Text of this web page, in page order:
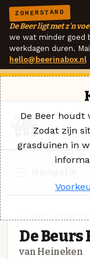
ZOMERSTAND
De Beer ligt met z'n
we wat minder goed
werkdagen duren.
hello@beerinabox.nl
De Beurs
van Heineken
De Beer houdt
Zodat zijn
grasduinen in